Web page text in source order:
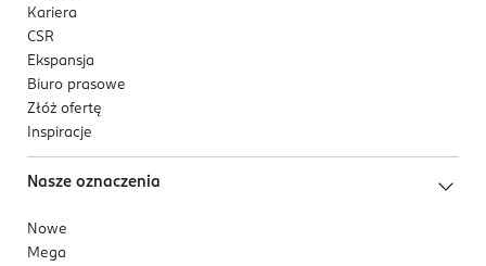
Kariera
CSR
Ekspansja
Biuro prasowe
Złóż ofertę
Inspiracje
Nasze oznaczenia
Nowe
Mega